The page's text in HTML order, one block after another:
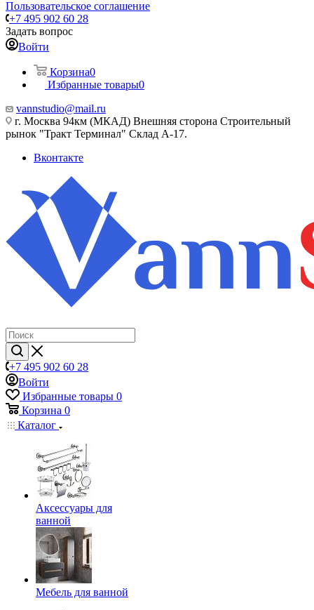
Пользовательское соглашение
+7 495 902 60 28
Задать вопрос
Войти
Корзина0
Избранные товары0
vannstudio@mail.ru
г. Москва 94км (МКАД) Внешняя сторона Строительный
рынок "Тракт Терминал" Склад А-17.
Вконтакте
+7 495 902 60 28
Войти
Избранные товары 0
Корзина 0
Каталог
Аксессуары для
ванной
Мебель для ванной